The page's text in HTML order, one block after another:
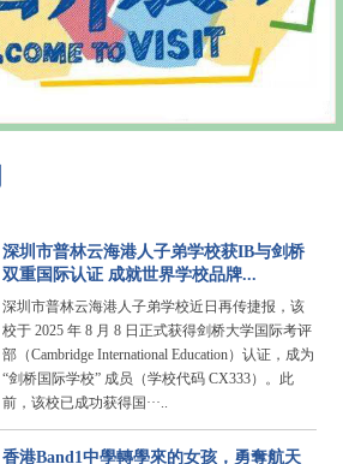
深圳市普林云海港人子弟学校获IB与剑桥
双重国际认证 成就世界学校品牌...
深圳市普林云海港人子弟学校近日再传捷报，该
校于 2025 年 8 月 8 日正式获得剑桥大学国际考评
部（Cambridge International Education）认证，成为
“剑桥国际学校” 成员（学校代码 CX333）。此
前，该校已成功获得国···..
香港Band1中學轉學來的女孩，勇奪航天